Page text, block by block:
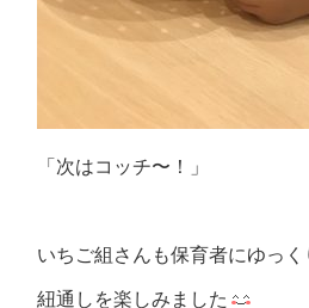
「次はコッチ〜！」
いちご組さんも保育者にゆっ
紐通しを楽しみました